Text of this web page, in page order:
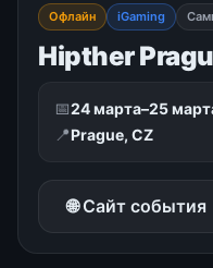
Офлайн iGaming
Hipther
📅24 марта–25
📍Prague, CZ
🌐 Сайт события